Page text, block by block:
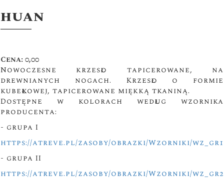
HUAN
Cena: 0,00
Nowoczesne krzesło tapicerowane, na
drewnianych nogach. Krzesło o formie
kubełkowej, tapicerowane miękką tkaniną.
Dostępne w kolorach według wzornika
producenta:
- grupa I
https://atreve.pl/zasoby/obrazki/Wzorniki/
- grupa II
https://atreve.pl/zasoby/obrazki/Wzorniki/